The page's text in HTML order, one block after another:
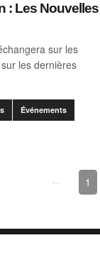
: Les Nouvelles
sur les
les dernières
Événements
go to1